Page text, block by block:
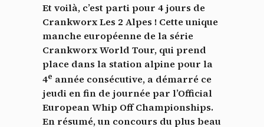
Et voilà, c’est parti pour 4 jours de
Crankworx Les 2 Alpes ! Cette unique
manche européenne de la série
Crankworx World Tour, qui prend
place dans la station alpine pour la
4e année consécutive, a démarré ce
jeudi en fin de journée par l’Official
European Whip Off Championships.
En résumé, un concours du plus beau